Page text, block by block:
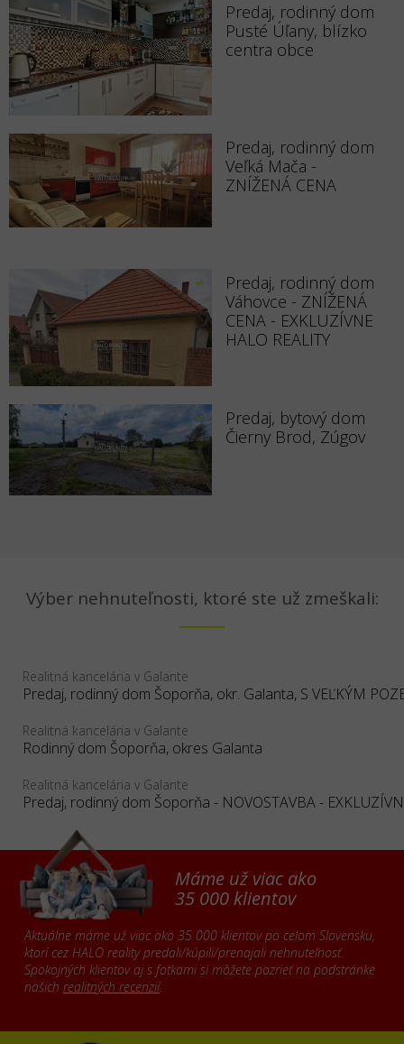
Predaj, rodinný dom
Pusté Úľany, blízko
centra obce
Predaj, rodinný dom
Veľká Mača -
ZNÍŽENÁ CENA
Predaj, rodinný dom
Váhovce - ZNÍŽENÁ
CENA - EXKLUZÍVNE
HALO REALITY
Predaj, bytový dom
Čierny Brod, Zúgov
Výber nehnuteľnosti, ktoré ste už zmeškali:
Realitná kancelária v Galante
Realitná kancelária v Galante
Rodinný dom Šoporňa, okres Galanta
Realitná kancelária v Galante
Máme už viac ako
35 000 klientov
Aktuálne máme už viac ako 35 000 klientov po celom Slovensku,
ktorí cez HALO reality predali/kúpili/prenajali nehnuteľnosť.
Spokojných klientov aj s fotkami si môžete pozrieť na podstránke
našich realitných recenzií.